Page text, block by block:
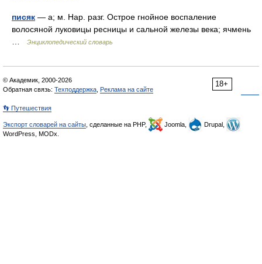
писяк — а; м. Нар. разг. Острое гнойное воспаление
волосяной луковицы ресницы и сальной железы века; ячмень
Энциклопедический словарь
18+
© Академик, 2000-2026
Обратная связь: Техподдержка Реклама на сайте
👣 Путешествия
Экспорт словарей на сайты , сделанные на PHP, Joomla,
Drupal,
WordPress, MODx.